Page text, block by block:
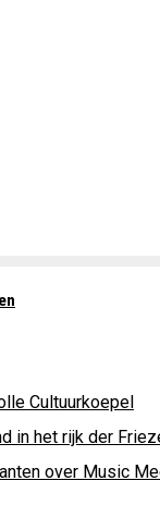
Cultuurkoepel
in het rijk der
over Music